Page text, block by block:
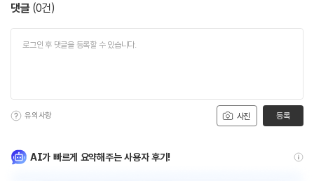
댓글 (0건)
사진
유의사항 등록
AI가 빠르게 요약해주는 사용자 후기!